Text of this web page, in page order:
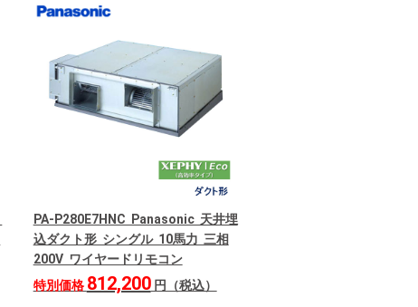
PA-P280E7HNC Panasonic 天井埋
込ダクト形 シングル 10馬力 三相
200V ワイヤードリモコン
特別価格 812,200円（税込）